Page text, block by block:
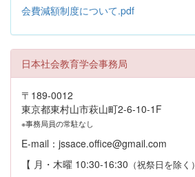
会費減額制度について.pdf
日本社会教育学会事務局
〒189-0012
東京都東村山市萩山町2-6-10-1F
※事務局員の常駐なし
E-mail：jssace.office@gmail.com
【 月・木曜 10:30-16:30 （祝祭日を除く）